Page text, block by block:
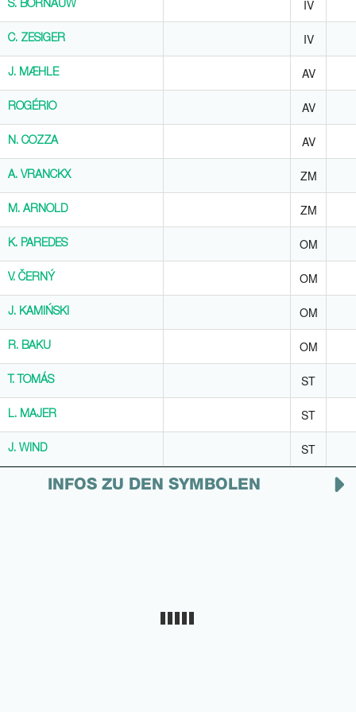
S. BORNAUW IV
C. ZESIGER IV
J. MÆHLE AV
ROGÉRIO AV
N. COZZA AV
A. VRANCKX ZM
M. ARNOLD ZM
K. PAREDES OM
V. ČERNÝ OM
J. KAMIŃSKI OM
R. BAKU OM
T. TOMÁS ST
L. MAJER ST
J. WIND ST
S. BORNAUW
C. ZESIGER
J. MÆHLE
ROGÉRIO
N. COZZA
A. VRANCKX
M. ARNOLD
K. PAREDES
V. ČERNÝ
J. KAMIŃSKI
R. BAKU
T. TOMÁS
L. MAJER
J. WIND
INFOS ZU DEN SYMBOLEN